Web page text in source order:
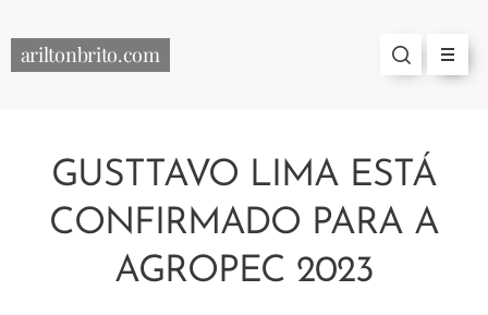
ariltonbrito.com
GUSTTAVO LIMA ESTÁ
CONFIRMADO PARA A
AGROPEC 2023